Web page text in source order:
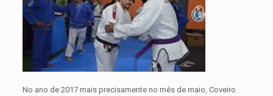
No ano de 2017 mais precisamente no mês de maio, Coveiro